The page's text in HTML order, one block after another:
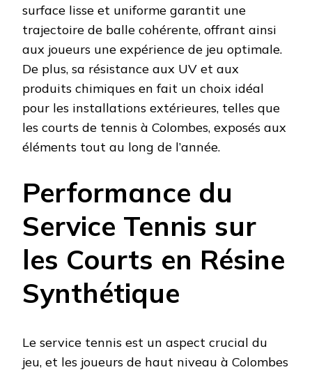
surface lisse et uniforme garantit une
trajectoire de balle cohérente, offrant ainsi
aux joueurs une expérience de jeu optimale.
De plus, sa résistance aux UV et aux
produits chimiques en fait un choix idéal
pour les installations extérieures, telles que
les courts de tennis à Colombes, exposés aux
éléments tout au long de l’année.
Performance du
Service Tennis sur
les Courts en Résine
Synthétique
Le service tennis est un aspect crucial du
jeu, et les joueurs de haut niveau à Colombes